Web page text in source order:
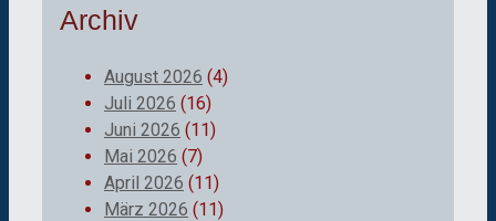
Archiv
August 2026 (4)
Juli 2026 (16)
Juni 2026 (11)
Mai 2026 (7)
April 2026 (11)
März 2026 (11)